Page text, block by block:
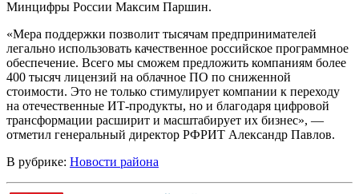
Минцифры России Максим Паршин.
«Мера поддержки позволит тысячам предпринимателей
легально использовать качественное российское программное
обеспечение. Всего мы сможем предложить компаниям более
400 тысяч лицензий на облачное ПО по сниженной
стоимости. Это не только стимулирует компании к переходу
на отечественные ИТ-продукты, но и благодаря цифровой
трансформации расширит и масштабирует их бизнес», —
отметил генеральный директор РФРИТ Александр Павлов.
В рубрике: Новости района